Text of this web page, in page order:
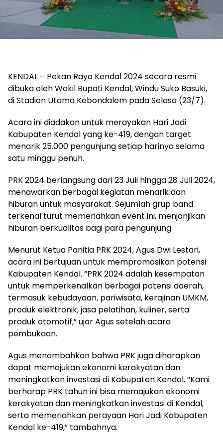
KENDAL – Pekan Raya Kendal 2024 secara resmi
dibuka oleh Wakil Bupati Kendal, Windu Suko Basuki,
di Stadion Utama Kebondalem pada Selasa (23/7).
Acara ini diadakan untuk merayakan Hari Jadi
Kabupaten Kendal yang ke-419, dengan target
menarik 25.000 pengunjung setiap harinya selama
satu minggu penuh.
PRK 2024 berlangsung dari 23 Juli hingga 28 Juli 2024,
menawarkan berbagai kegiatan menarik dan
hiburan untuk masyarakat. Sejumlah grup band
terkenal turut memeriahkan event ini, menjanjikan
hiburan berkualitas bagi para pengunjung.
Menurut Ketua Panitia PRK 2024, Agus Dwi Lestari,
acara ini bertujuan untuk mempromosikan potensi
Kabupaten Kendal. “PRK 2024 adalah kesempatan
untuk memperkenalkan berbagai potensi daerah,
termasuk kebudayaan, pariwisata, kerajinan UMKM,
produk elektronik, jasa pelatihan, kuliner, serta
produk otomotif,” ujar Agus setelah acara
pembukaan.
Agus menambahkan bahwa PRK juga diharapkan
dapat memajukan ekonomi kerakyatan dan
meningkatkan investasi di Kabupaten Kendal. “Kami
berharap PRK tahun ini bisa memajukan ekonomi
kerakyatan dan meningkatkan investasi di Kendal,
serta memeriahkan perayaan Hari Jadi Kabupaten
Kendal ke-419,” tambahnya.